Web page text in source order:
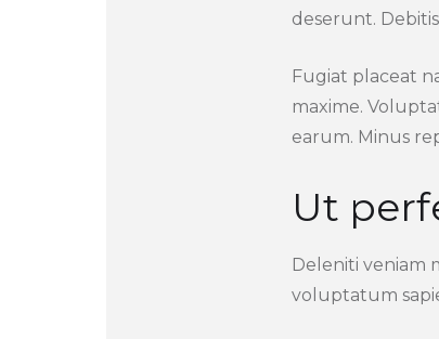
deserunt.
Fugiat placeat
maxime.
earum. Minus
Ut
Deleniti veniam
voluptatum